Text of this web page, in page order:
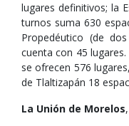
lugares definitivos; la
turnos suma 630
Propedéutico (de
cuenta con 45
se ofrecen 576
de Tlaltizapán 18
La Unión de Morelos